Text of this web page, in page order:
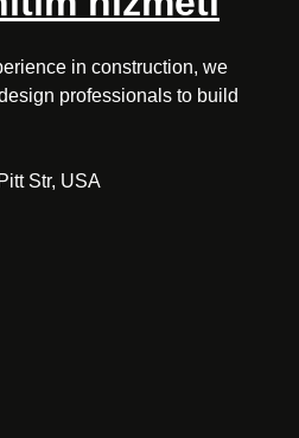
in construction, we
professionals to build
Str, USA